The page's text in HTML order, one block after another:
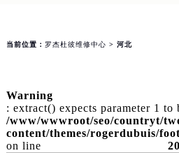
当前位置： 罗杰杜彼维修中心 > 河北
Warning
: extract() expects parameter 1
/www/wwwroot/seo/countryt/
content/themes/rogerdubuis/
on line
20